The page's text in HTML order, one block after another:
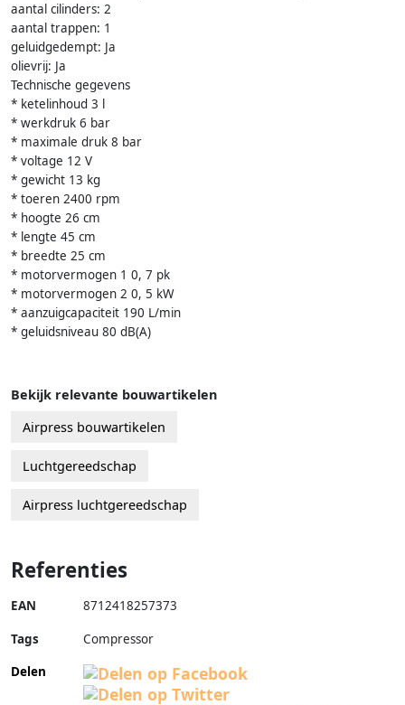
aantal cilinders: 2
aantal trappen: 1
geluidgedempt: Ja
olievrij: Ja
Technische gegevens
* ketelinhoud 3 l
* werkdruk 6 bar
* maximale druk 8 bar
* voltage 12 V
* gewicht 13 kg
* toeren 2400 rpm
* hoogte 26 cm
* lengte 45 cm
* breedte 25 cm
* motorvermogen 1 0, 7 pk
* motorvermogen 2 0, 5 kW
* aanzuigcapaciteit 190 L/min
* geluidsniveau 80 dB(A)
Bekijk relevante bouwartikelen
Airpress bouwartikelen
Luchtgereedschap
Airpress luchtgereedschap
Referenties
EAN 8712418257373
Tags
Compressor
Delen